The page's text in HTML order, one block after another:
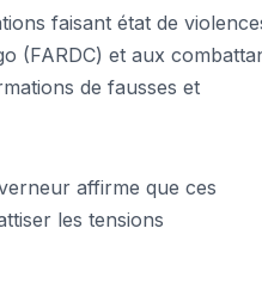
faisant état de
(FARDC) et aux
de fausses et
affirme que ces
les tensions